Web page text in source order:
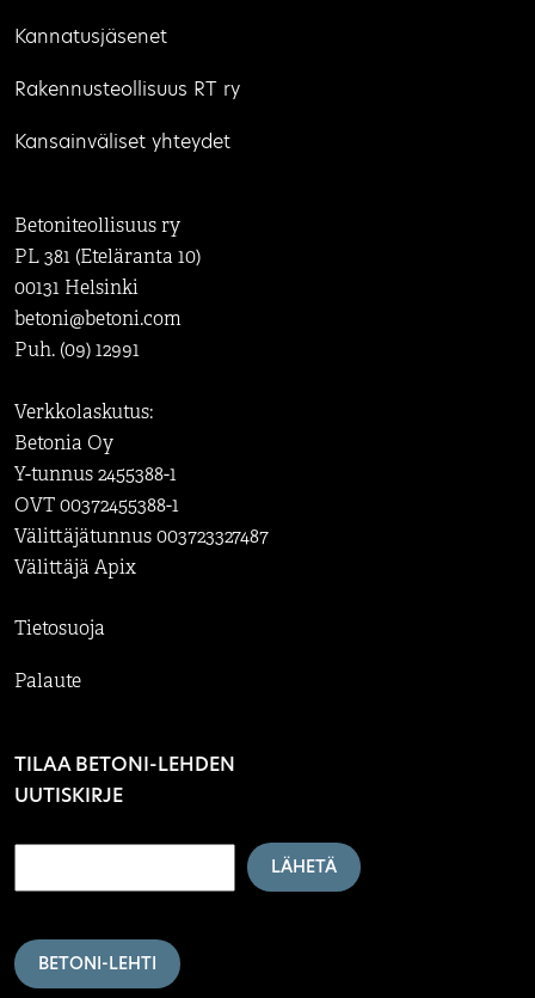
Kannatusjäsenet
Rakennusteollisuus RT ry
Kansainväliset yhteydet
Betoniteollisuus ry
PL 381 (Eteläranta 10)
00131 Helsinki
betoni@betoni.com
Puh. (09) 12991
Verkkolaskutus:
Betonia Oy
Y-tunnus 2455388-1
OVT 00372455388-1
Välittäjätunnus 003723327487
Välittäjä Apix
Tietosuoja
Palaute
TILAA BETONI-LEHDEN
UUTISKIRJE
LÄHETÄ
BETONI-LEHTI